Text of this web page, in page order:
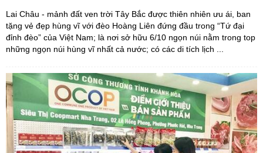
Lai Châu - mảnh đất ven trời Tây Bắc được thiên nhiên ưu ái, ban
tặng vẻ đẹp hùng vĩ với đèo Hoàng Liên đứng đầu trong “Tứ đại
đỉnh đèo” của Việt Nam; là nơi sở hữu 6/10 ngọn núi nằm trong top
những ngọn núi hùng vĩ nhất cả nước; có các di tích lịch ...